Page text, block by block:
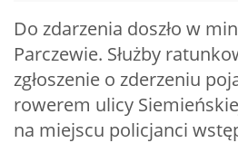
Do zdarzenia doszło w
Parczewie. Służby
zgłoszenie o zderzeniu
rowerem ulicy
na miejscu policjanci